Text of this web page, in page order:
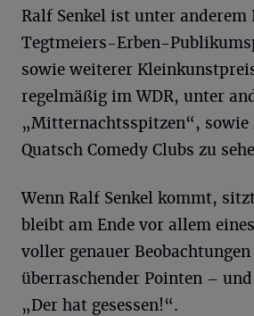
Ralf Senkel ist unter anderem
Tegtmeiers-Erben-
sowie weiterer
regelmäßig im WDR, unter
„Mitternachtsspitzen“, sowie
Quatsch Comedy Clubs zu
Wenn Ralf Senkel kommt,
bleibt am Ende vor allem
voller genauer
überraschender Pointen –
„Der hat gesessen!“.